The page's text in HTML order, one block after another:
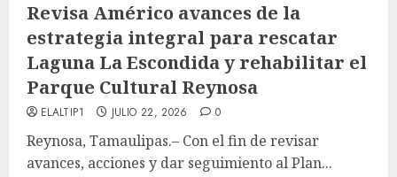
Revisa Américo avances de la
estrategia integral para rescatar
Laguna La Escondida y rehabilitar el
Parque Cultural Reynosa
ELALTIP1 JULIO 22, 2026 0
Reynosa, Tamaulipas.– Con el fin de revisar
avances, acciones y dar seguimiento al Plan...